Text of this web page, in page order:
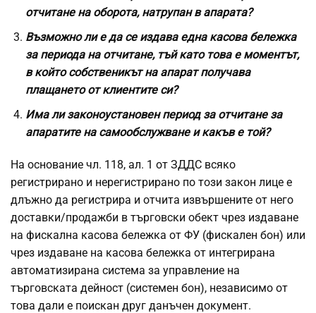
отчитане на оборота, натрупан в апарата?
Възможно ли е да се издава една касова бележка
за периода на отчитане, тъй като това е моментът,
в който собственикът на апарат получава
плащането от клиентите си?
Има ли законоустановен период за отчитане за
апаратите на самообслужване и какъв е той?
На основание чл. 118, ал. 1 от ЗДДС всяко
регистрирано и нерегистрирано по този закон лице е
длъжно да регистрира и отчита извършените от него
доставки/продажби в търговски обект чрез издаване
на фискална касова бележка от ФУ (фискален бон) или
чрез издаване на касова бележка от интегрирана
автоматизирана система за управление на
търговската дейност (системен бон), независимо от
това дали е поискан друг данъчен документ.